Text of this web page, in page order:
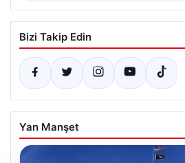
Bizi Takip Edin
Yan Manşet